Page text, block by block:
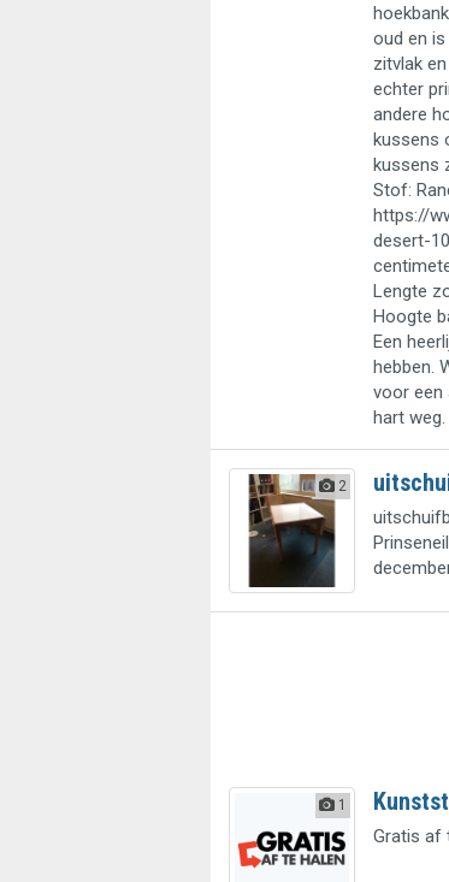
oud en
zitvlak
echter
andere
kussens
kussens
Stof:
https://
desert-
Lengte
Hoogte
Een
hebben.
voor een
hart weg.
2
1
Gratis af